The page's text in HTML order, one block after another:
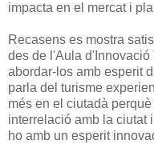
impacta en el mercat i
Recasens es mostra
des de l'Aula d'Innovació
abordar-los amb esperit
parla del turisme
més en el ciutadà
interrelació amb la ciutat
ho amb un esperit